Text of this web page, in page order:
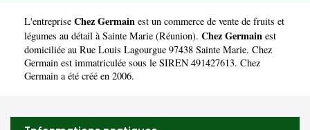
L'entreprise Chez Germain est un commerce de vente de fruits et
légumes au détail à Sainte Marie (Réunion). Chez Germain est
domiciliée au Rue Louis Lagourgue 97438 Sainte Marie. Chez
Germain est immatriculée sous le SIREN 491427613. Chez
Germain a été créé en 2006.